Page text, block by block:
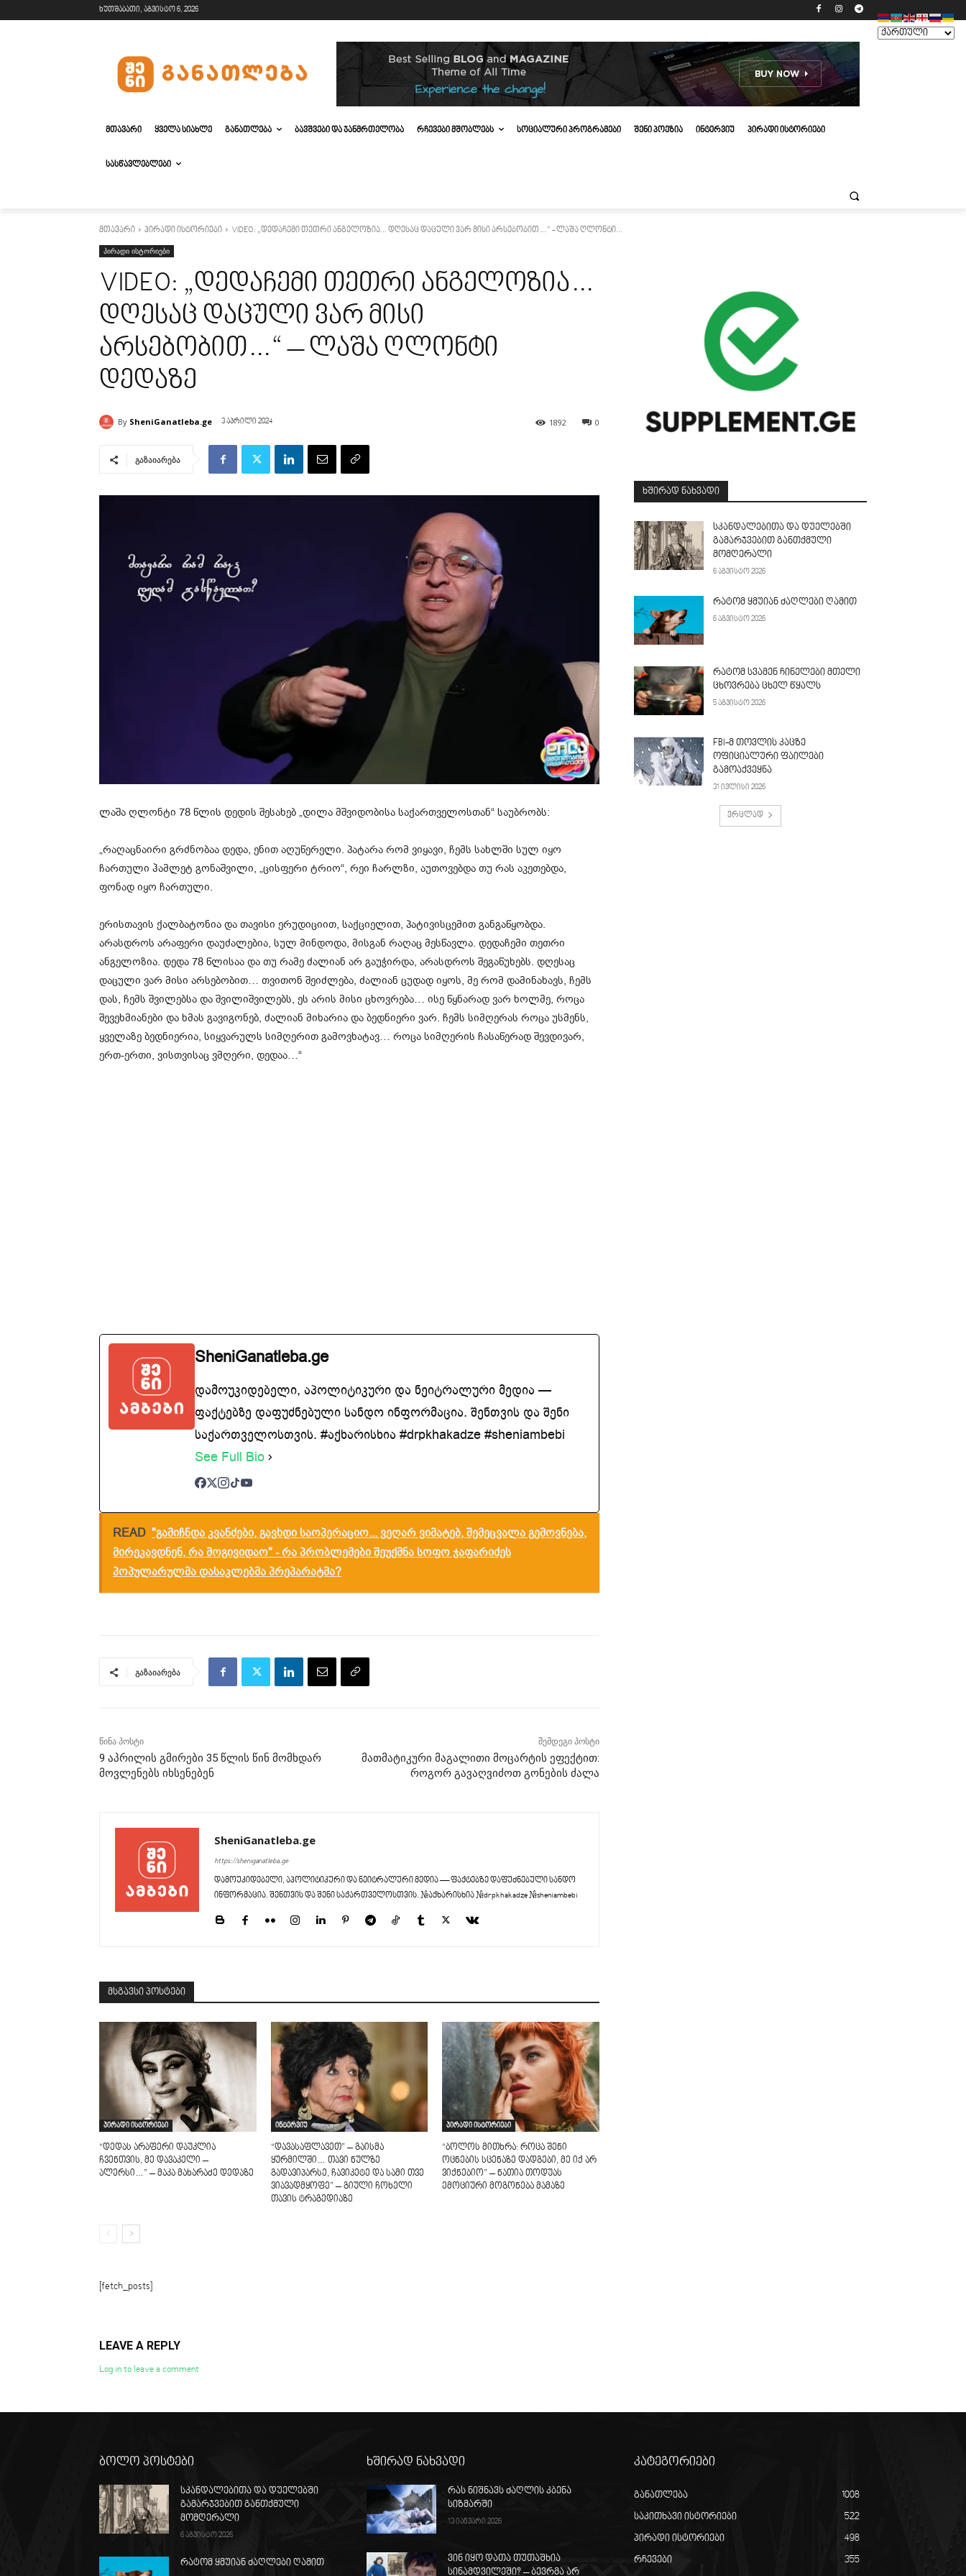
ხუთშაბათი, აგვისტო 6, 2026
ᲛᲗᲐᲕᲐᲠᲘ ᲧᲕᲔᲚᲐ ᲡᲘᲐᲮᲚᲔ ᲒᲐᲜᲐᲗᲚᲔᲑᲐ ᲑᲐᲕᲨᲕᲔᲑᲘ ᲓᲐ ᲯᲐᲜᲛᲠᲗᲔᲚᲝᲑᲐ ᲠᲩᲔᲕᲔᲑᲘ ᲛᲨᲝᲑᲚᲔᲑᲡ ᲡᲝᲪᲘᲐᲚᲣᲠᲘ ᲞᲠᲝᲒᲠᲐᲛᲔᲑᲘ ᲨᲔᲜᲘ ᲞᲝᲔᲖᲘᲐ ᲘᲜᲢᲔᲠᲕᲘᲣ ᲞᲘᲠᲐᲓᲘ ᲘᲡᲢᲝᲠᲘᲔᲑᲘ
ᲡᲐᲡᲬᲐᲕᲚᲔᲑᲚᲔᲑᲘ
მთავარი პირადი ისტორიები VIDEO: „დედაჩემი თეთრი ანგელოზია... დღესაც დაცული ვარ მისი არსებობით…“ - ლაშა ღლონტი...
პირადი ისტორიები
VIDEO: „დედაჩემი თეთრი ანგელოზია…
დღესაც დაცული ვარ მისი
არსებობით…“ – ლაშა ღლონტი
დედაზე
By SheniGanatleba.ge 3 აპრილი 2024 0
1892
გაზაიარება
ლაშა ღლონტი 78 წლის დედის შესახებ „დილა მშვიდობისა საქართველოსთან“ საუბრობს:
„რაღაცნაირი გრძნობაა დედა, ენით აღუწერელი. პატარა რომ ვიყავი, ჩემს სახლში სულ იყო
ჩართული ჰამლეტ გონაშვილი, „ცისფერი ტრიო“, რეი ჩარლზი, აუთოვებდა თუ რას აკეთებდა,
ფონად იყო ჩართული.
ერისთავის ქალბატონია და თავისი ერუდიციით, საქციელით, პატივისცემით განგაწყობდა.
არასდროს არაფერი დაუძალებია, სულ მინდოდა, მისგან რაღაც მესწავლა. დედაჩემი თეთრი
ანგელოზია. დედა 78 წლისაა და თუ რამე ძალიან არ გაუჭირდა, არასდროს შეგაწუხებს. დღესაც
დაცული ვარ მისი არსებობით… თვითონ შეიძლება, ძალიან ცუდად იყოს, მე რომ დამინახავს, ჩემს
დას, ჩემს შვილებსა და შვილიშვილებს, ეს არის მისი ცხოვრება… ისე წყნარად ვარ ხოლმე, როცა
შევეხმიანები და ხმას გავიგონებ, ძალიან მიხარია და ბედნიერი ვარ. ჩემს სიმღერას როცა უსმენს,
ყველაზე ბედნიერია, სიყვარულს სიმღერით გამოვხატავ… როცა სიმღერის ჩასაწერად შევდივარ,
ერთ-ერთი, ვისთვისაც ვმღერი, დედაა…“
SheniGanatleba.ge
დამოუკიდებელი, აპოლიტიკური და ნეიტრალური მედია —
ფაქტებზე დაფუძნებული სანდო ინფორმაცია. შენთვის და შენი
საქართველოსთვის. #აქხარისხია #drpkhakadze #sheniambebi
See Full Bio
READ "გამიჩნდა კვანძები, გავხდი საოპერაციო... ვეღარ ვიმატებ, შემეცვალა გემოვნება,
მირეკავდნენ, რა მოგივიდაო" - რა პრობლემები შეუქმნა სოფო ჯაფარიძეს
პოპულარულმა დასაკლებმა პრეპარატმა?
გაზაიარება
წინა პოსტი
9 აპრილის გმირები 35 წლის წინ მომხდარ
მოვლენებს იხსენებენ
შემდეგი პოსტი
მათმატიკური მაგალითი მოცარტის ეფექტით:
როგორ გავაღვიძოთ გონების ძალა
SheniGanatleba.ge
https://sheniganatleba.ge
დამოუკიდებელი, აპოლიტიკური და ნეიტრალური მედია — ფაქტებზე დაფუძნებული სანდო
ინფორმაცია. შენთვის და შენი საქართველოსთვის. #აქხარისხია #drpkhakadze #sheniambebi
მსგავსი პოსტები
პირადი ისტორიები
“დედას არაფერი დაუკლია
ჩვენთვის, მე დავაკელი –
ალერსი…” – მაკა მახარაძე დედაზე
ინტერვიუ
“დავასაფლავეთ” – გაისმა
ყურმილში… თავი ნულზე
გადავიპარსე, ჩავიკეტე და სამი თვე
ვიავადმყოფე” – გიული ჩოხელი
თავის ტრაგედიაზე
პირადი ისტორიები
“ბოლოს მითხრა: როცა შენი
ოცნების სცენაზე დადგები, მე იქ არ
ვიქნებიო” – ნათია თოდუას
ემოციური მოგონება მამაზე
[fetch_posts]
LEAVE A REPLY
Log in to leave a comment
ᲮᲨᲘᲠᲐᲓ ᲜᲐᲮᲕᲐᲓᲘ
სკანდალებითა და დუელებში
გამარჯვებით განთქმული
მომღერალი
6 აგვისტო 2026
რატომ ყმუიან ძაღლები ღამით
6 აგვისტო 2026
რატომ სვამენ ჩინელები მთელი
ცხოვრება ცხელ წყალს
5 აგვისტო 2026
FBI-მ თოვლის კაცზე
ოფიციალური ფაილები
გამოაქვეყნა
31 ივლისი 2026
ვრცლად
ბოლო პოსტები
სკანდალებითა და დუელებში
გამარჯვებით განთქმული
მომღერალი
6 აგვისტო 2026
რატომ ყმუიან ძაღლები ღამით
ხშირად ნახვადი
რას ნიშნავს ძაღლის კბენა
სიზმარში
13 იანვარი 2026
ვინ იყო დათა თუთაშხია
სინამდვილეში? – ბევრმა არ
კატეგორიები
განათლება 1008
საკითხავი ისტორიები 522
პირადი ისტორიები 498
რჩევები 355